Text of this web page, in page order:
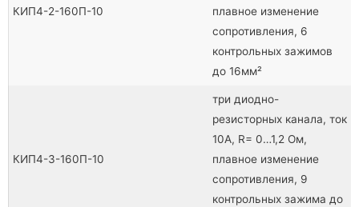
КИП4-2-160П-10
плавное изменение
сопротивления, 6
контрольных зажимов
до 16мм²
КИП4-3-160П-10
три диодно-
резисторных канала, ток
10А, R= 0…1,2 Ом,
плавное изменение
сопротивления, 9
контрольных зажима до